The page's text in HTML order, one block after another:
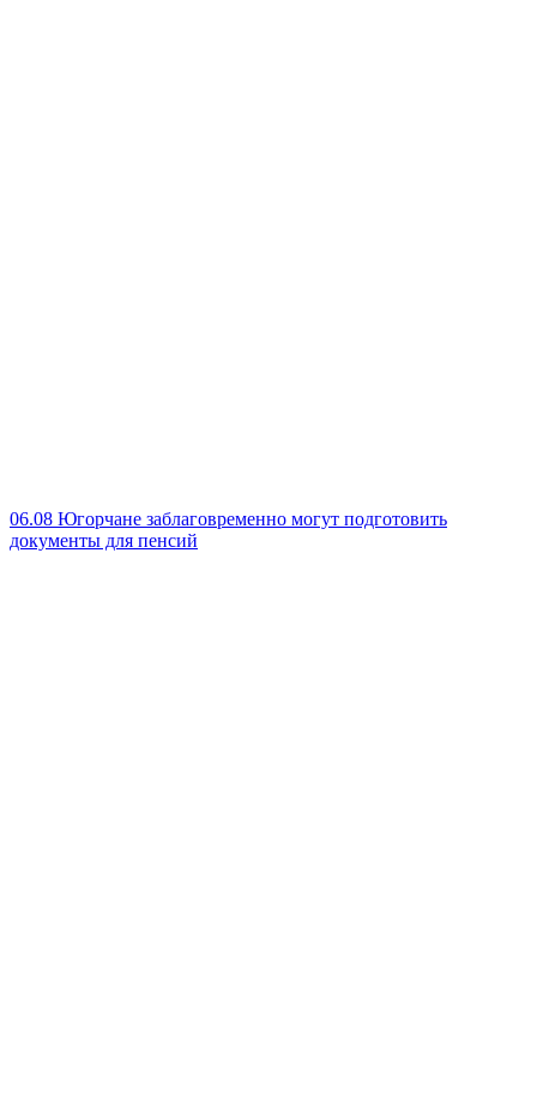
06.08 Югорчане заблаговременно могут подготовить
документы для пенсий